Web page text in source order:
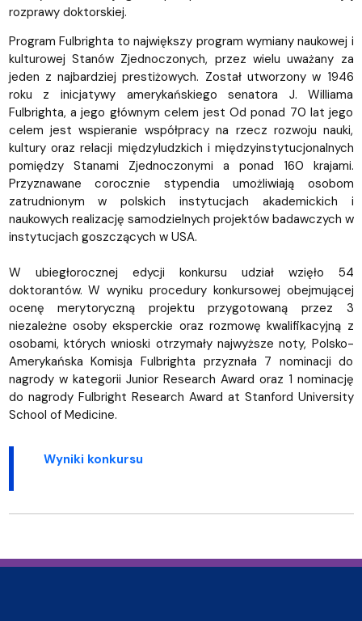
rozprawy doktorskiej.
Program Fulbrighta to największy program wymiany naukowej i
kulturowej Stanów Zjednoczonych, przez wielu uważany za
jeden z najbardziej prestiżowych. Został utworzony w 1946
roku z inicjatywy amerykańskiego senatora J. Williama
Fulbrighta, a jego głównym celem jest Od ponad 70 lat jego
celem jest wspieranie współpracy na rzecz rozwoju nauki,
kultury oraz relacji międzyludzkich i międzyinstytucjonalnych
pomiędzy Stanami Zjednoczonymi a ponad 160 krajami.
Przyznawane corocznie stypendia umożliwiają osobom
zatrudnionym w polskich instytucjach akademickich i
naukowych realizację samodzielnych projektów badawczych w
instytucjach goszczących w USA.
W ubiegłorocznej edycji konkursu udział wzięło 54
doktorantów. W wyniku procedury konkursowej obejmującej
ocenę merytoryczną projektu przygotowaną przez 3
niezależne osoby eksperckie oraz rozmowę kwalifikacyjną z
osobami, których wnioski otrzymały najwyższe noty, Polsko-
Amerykańska Komisja Fulbrighta przyznała 7 nominacji do
nagrody w kategorii Junior Research Award oraz 1 nominację
do nagrody Fulbright Research Award at Stanford University
School of Medicine.
Wyniki konkursu